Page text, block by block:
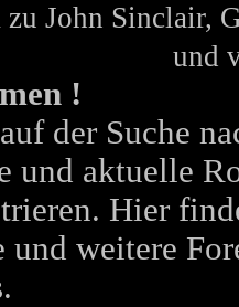
zu John Sinclair,
und
!
der Suche
und aktuelle
Hier
und weitere